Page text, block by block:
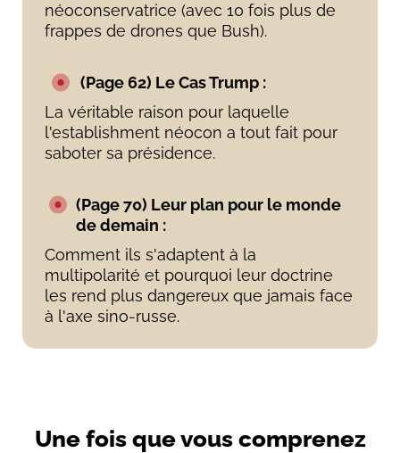
néoconservatrice (avec 10 fois plus de
frappes de drones que Bush).
(Page 62) Le Cas Trump :
La véritable raison pour laquelle
l'establishment néocon a tout fait pour
saboter sa présidence.
(Page 70) Leur plan pour le monde
de demain :
Comment ils s'adaptent à la
multipolarité et pourquoi leur doctrine
les rend plus dangereux que jamais face
à l'axe sino-russe.
Une fois que vous comprenez